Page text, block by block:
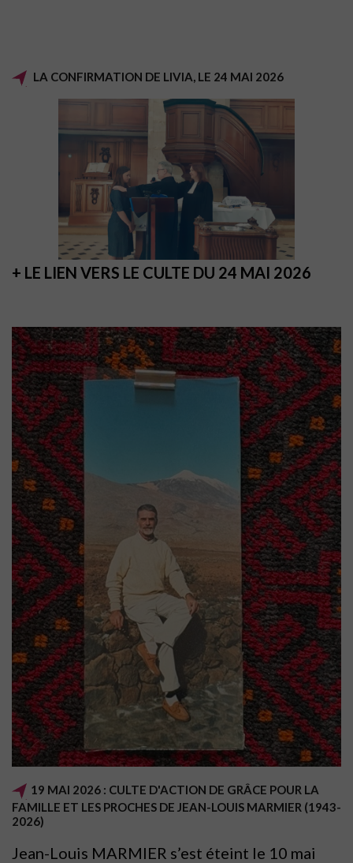
LA CONFIRMATION DE LIVIA, LE 24 MAI 2026
+ LE LIEN VERS LE CULTE DU 24 MAI 2026
19 MAI 2026 : CULTE D'ACTION DE GRÂCE POUR LA
FAMILLE ET LES PROCHES DE JEAN-LOUIS MARMIER (1943-
2026)
Jean-Louis MARMIER s’est éteint le 10 mai